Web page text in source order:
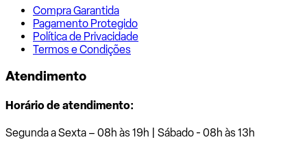
Compra Garantida
Pagamento Protegido
Política de Privacidade
Termos e Condições
Atendimento
Horário de atendimento:
Segunda a Sexta – 08h às 19h | Sábado - 08h às 13h